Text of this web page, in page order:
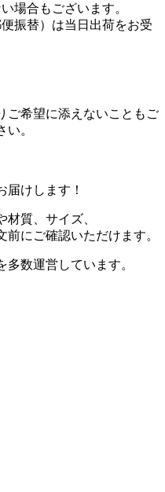
場合もございます。
振替）は当日出荷をお受
ご希望に添えないこともご
。
届けします！
質、サイズ、
にご確認いただけます。
数運営しています。